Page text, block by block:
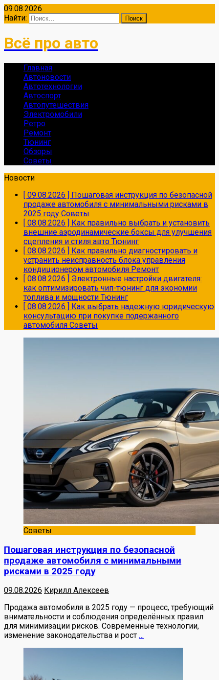
09.08.2026
Найти:
Всё про авто
Главная
Автоновости
Автотехнологии
Автоспорт
Автопутешествия
Электромобили
Ретро
Ремонт
Тюнинг
Обзоры
Советы
Новости
[ 09.08.2026 ] Пошаговая инструкция по безопасной
продаже автомобиля с минимальными рисками в
2025 году Советы
[ 08.08.2026 ] Как правильно выбрать и установить
внешние аэродинамические боксы для улучшения
сцепления и стиля авто Тюнинг
[ 08.08.2026 ] Как правильно диагностировать и
устранить неисправность блока управления
кондиционером автомобиля Ремонт
[ 08.08.2026 ] Электронные настройки двигателя:
как оптимизировать чип-тюнинг для экономии
топлива и мощности Тюнинг
[ 08.08.2026 ] Как выбрать надежную юридическую
консультацию при покупке подержанного
автомобиля Советы
Советы
Пошаговая инструкция по безопасной
продаже автомобиля с минимальными
рисками в 2025 году
09.08.2026 Кирилл Алексеев
Продажа автомобиля в 2025 году — процесс, требующий
внимательности и соблюдения определённых правил
для минимизации рисков. Современные технологии,
изменение законодательства и рост …